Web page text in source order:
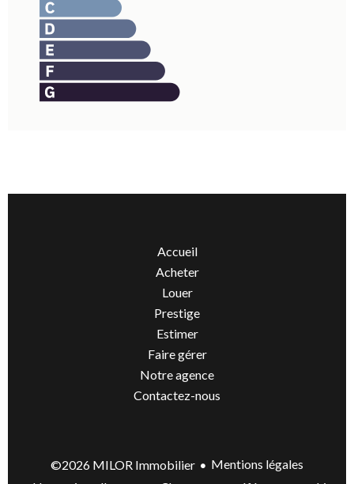
Accueil
Acheter
Louer
Prestige
Estimer
Faire gérer
Notre agence
Contactez-nous
©2026 MILOR Immobilier
Mentions légales